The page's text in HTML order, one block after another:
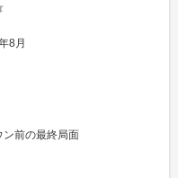
8月
ン前の最終局面